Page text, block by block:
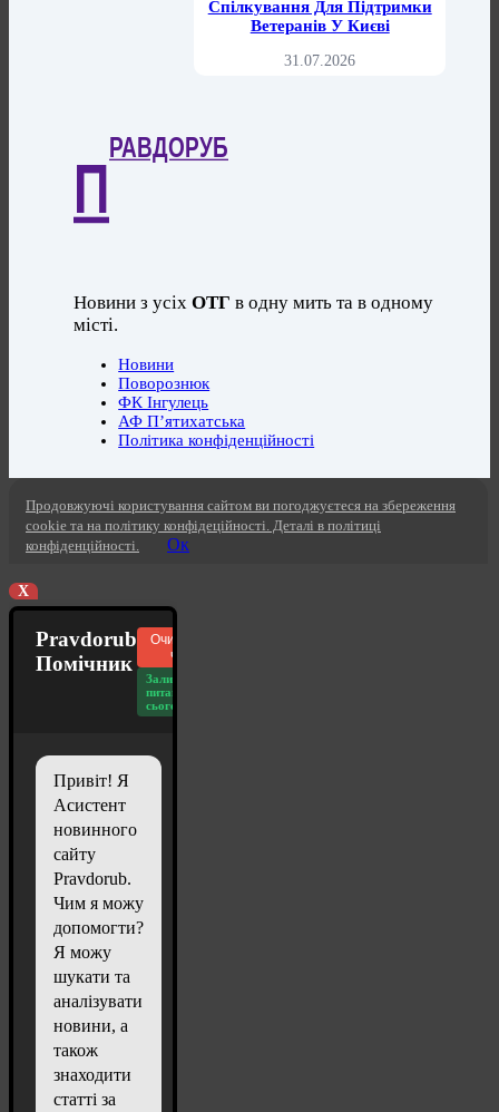
Спілкування Для Підтримки
Ветеранів У Києві
31.07.2026
П
РАВДОРУБ
Новини з усіхОТГ в одну мить та в одному
місті.
Новини
Поворознюк
ФК Інгулець
АФ П’ятихатська
Політика конфіденційності
Продовжуючі користування сайтом ви погоджуєтеся на збереження
cookie та на політику конфідеційності. Деталі в політиці
конфіденційності.
Ок
X
Pravdorub
Помічник
Очистити
чат
Залишилось
питань
сьогодні: 20
Привіт! Я
Асистент
новинного
сайту
Pravdorub.
Чим я можу
допомогти?
Я можу
шукати та
аналізувати
новини, а
також
знаходити
статті за